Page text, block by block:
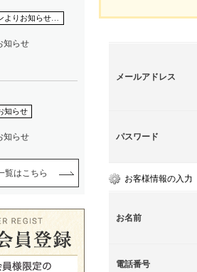
メールアドレス
パスワード
お客様情報の入力
お名前
電話番号
覧はこちら